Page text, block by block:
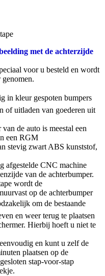
met de achterzijde
voor u besteld en wordt
in kleur gespoten bumpers
of uitladen van goederen uit
de auto is meestal een
een RGM
stevig zwart ABS kunststof,
afgestelde CNC machine
van de achterbumper.
wordt de
op de achterbumper
om de bestaande
en weer terug te plaatsen
Hierbij hoeft u niet te
en kunt u zelf de
plaatsen op de
stap-voor-stap